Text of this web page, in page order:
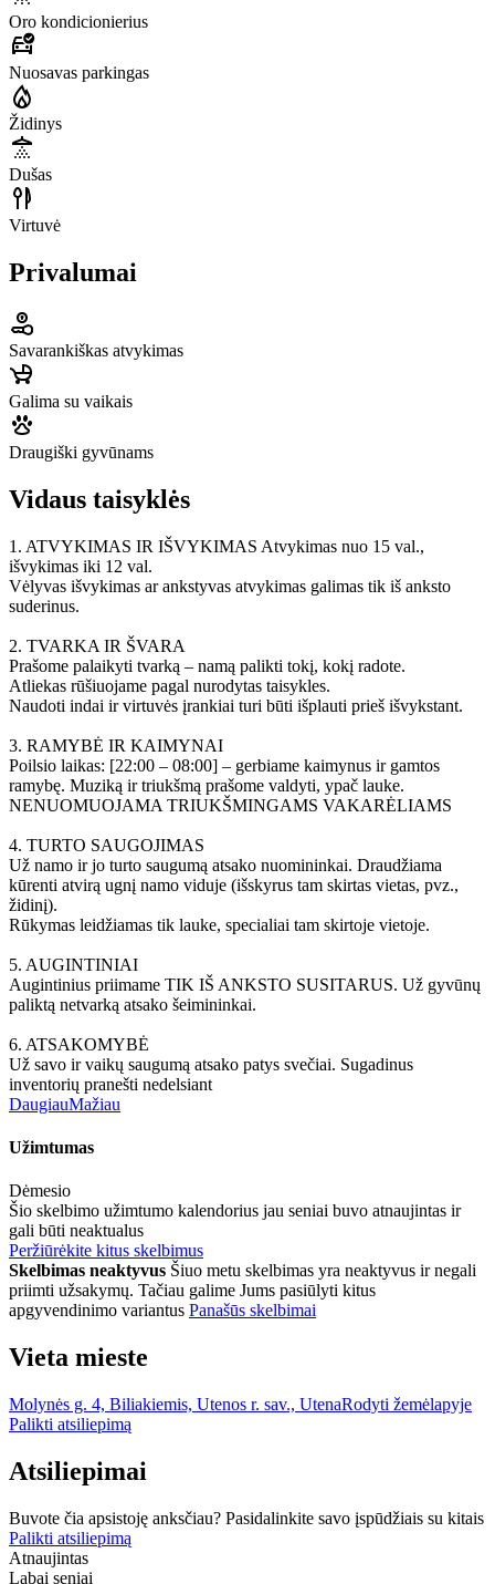
Oro kondicionierius
Nuosavas parkingas
Židinys
Dušas
Virtuvė
Privalumai
Savarankiškas atvykimas
Galima su vaikais
Draugiški gyvūnams
Vidaus taisyklės
1. ATVYKIMAS IR IŠVYKIMAS Atvykimas nuo 15 val.,
išvykimas iki 12 val.
Vėlyvas išvykimas ar ankstyvas atvykimas galimas tik iš anksto
suderinus.
2. TVARKA IR ŠVARA
Prašome palaikyti tvarką – namą palikti tokį, kokį radote.
Atliekas rūšiuojame pagal nurodytas taisykles.
Naudoti indai ir virtuvės įrankiai turi būti išplauti prieš išvykstant.
3. RAMYBĖ IR KAIMYNAI
Poilsio laikas: [22:00 – 08:00] – gerbiame kaimynus ir gamtos
ramybę. Muziką ir triukšmą prašome valdyti, ypač lauke.
NENUOMUOJAMA TRIUKŠMINGAMS VAKARĖLIAMS
4. TURTO SAUGOJIMAS
Už namo ir jo turto saugumą atsako nuomininkai. Draudžiama
kūrenti atvirą ugnį namo viduje (išskyrus tam skirtas vietas, pvz.,
židinį).
Rūkymas leidžiamas tik lauke, specialiai tam skirtoje vietoje.
5. AUGINTINIAI
Augintinius priimame TIK IŠ ANKSTO SUSITARUS. Už gyvūnų
paliktą netvarką atsako šeimininkai.
6. ATSAKOMYBĖ
Už savo ir vaikų saugumą atsako patys svečiai. Sugadinus
inventorių pranešti nedelsiant
DaugiauMažiau
Užimtumas
Dėmesio
Šio skelbimo užimtumo kalendorius jau seniai buvo atnaujintas ir
gali būti neaktualus
Peržiūrėkite kitus skelbimus
Skelbimas neaktyvus Šiuo metu skelbimas yra neaktyvus ir negali
priimti užsakymų. Tačiau galime Jums pasiūlyti kitus
apgyvendinimo variantus Panašūs skelbimai
Vieta mieste
Molynės g. 4, Biliakiemis, Utenos r. sav., UtenaRodyti žemėlapyje
Palikti atsiliepimą
Atsiliepimai
Buvote čia apsistoję anksčiau? Pasidalinkite savo įspūdžiais su kitais
Palikti atsiliepimą
Atnaujintas
Labai seniai